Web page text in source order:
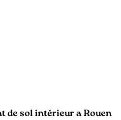
de sol intérieur a Rouen